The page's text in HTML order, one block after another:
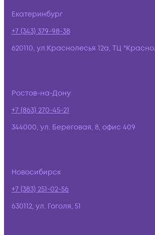
Екатеринбург
+7 (343) 379-98-38
620110, ул.Краснолесья 12а, ТЦ
Ростов-на-Дону
+7 (863) 270-45-21
344000, ул. Береговая, 8, офис 409
Новосибирск
+7 (383) 251-02-56
630112, ул. Гоголя, 51